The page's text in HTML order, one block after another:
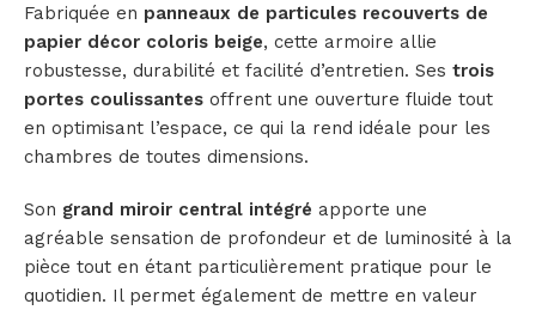
Fabriquée en panneaux de particules recouverts de
papier décor coloris beige, cette armoire allie
robustesse, durabilité et facilité d’entretien. Ses trois
portes coulissantes offrent une ouverture fluide tout
en optimisant l’espace, ce qui la rend idéale pour les
chambres de toutes dimensions.
Son grand miroir central intégré apporte une
agréable sensation de profondeur et de luminosité à la
pièce tout en étant particulièrement pratique pour le
quotidien. Il permet également de mettre en valeur